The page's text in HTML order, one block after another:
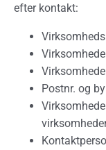
efter kontakt:
Postnr. og by